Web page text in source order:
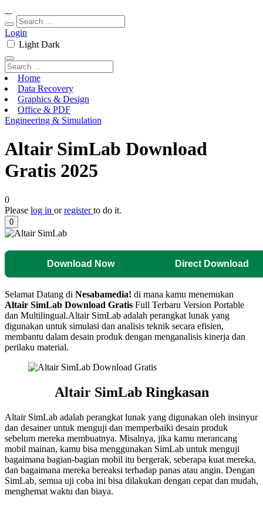
Login
Light Dark
Home
Data Recovery
Graphics & Design
Office & PDF
Engineering & Simulation
Altair SimLab Download
Gratis 2025
0
Please log in orregisterto do it.
0
Download Now Direct Download
Selamat Datang di Nesabamedia! di mana kamu menemukan
Altair SimLab Download Gratis Full Terbaru Version Portable
dan Multilingual.Altair SimLab adalah perangkat lunak yang
digunakan untuk simulasi dan analisis teknik secara efisien,
membantu dalam desain produk dengan menganalisis kinerja dan
perilaku material.
Altair SimLab Ringkasan
Altair SimLab adalah perangkat lunak yang digunakan oleh insinyur
dan desainer untuk menguji dan memperbaiki desain produk
sebelum mereka membuatnya. Misalnya, jika kamu merancang
mobil mainan, kamu bisa menggunakan SimLab untuk menguji
bagaimana bagian-bagian mobil itu bergerak, seberapa kuat mereka,
dan bagaimana mereka bereaksi terhadap panas atau angin. Dengan
SimLab, semua uji coba ini bisa dilakukan dengan cepat dan mudah,
menghemat waktu dan biaya.